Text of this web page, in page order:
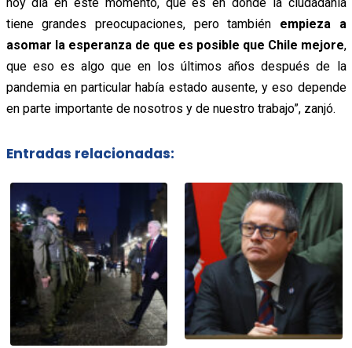
tiene grandes preocupaciones, pero también empieza a
asomar la esperanza de que es posible que Chile mejore,
que eso es algo que en los últimos años después de la
pandemia en particular había estado ausente, y eso depende
en parte importante de nosotros y de nuestro trabajo”, zanjó.
Entradas relacionadas: